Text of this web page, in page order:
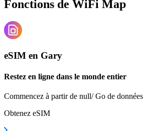
Fonctions de WiFi Map
eSIM en Gary
Restez en ligne dans le monde entier
Commencez à partir de null/ Go de données
Obtenez eSIM